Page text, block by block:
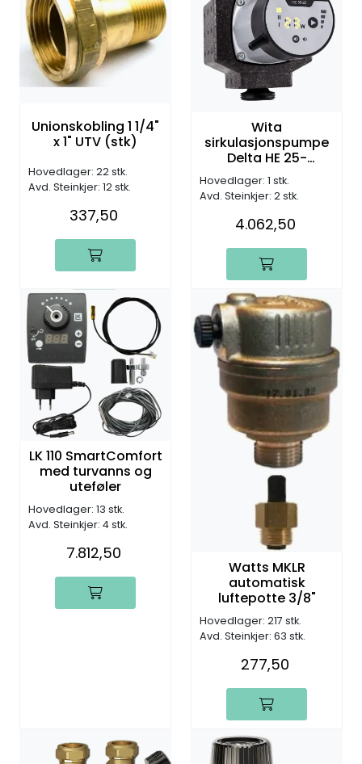
Unionskobling 1 1/4"
x 1" UTV (stk)
Hovedlager: 22 stk.
Avd. Steinkjer: 12 stk.
337,50
Wita
sirkulasjonspumpe
Delta HE 25-
55/180mm, DN25, G1
1/2", 6,0m (H)
Hovedlager: 1 stk.
Avd. Steinkjer: 2 stk.
4.062,50
LK 110 SmartComfort
med turvanns og
uteføler
Hovedlager: 13 stk.
Avd. Steinkjer: 4 stk.
7.812,50
Watts MKLR
automatisk
luftepotte 3/8"
Hovedlager: 217 stk.
Avd. Steinkjer: 63 stk.
277,50